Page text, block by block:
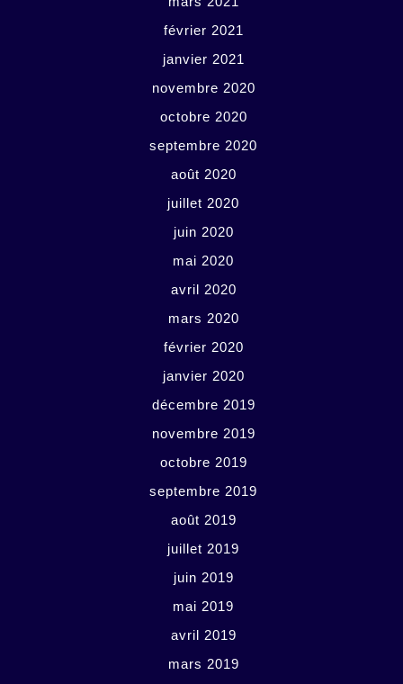
février 2021
janvier 2021
novembre 2020
octobre 2020
septembre 2020
août 2020
juillet 2020
juin 2020
mai 2020
avril 2020
mars 2020
février 2020
janvier 2020
décembre 2019
novembre 2019
octobre 2019
septembre 2019
août 2019
juillet 2019
juin 2019
mai 2019
avril 2019
mars 2019